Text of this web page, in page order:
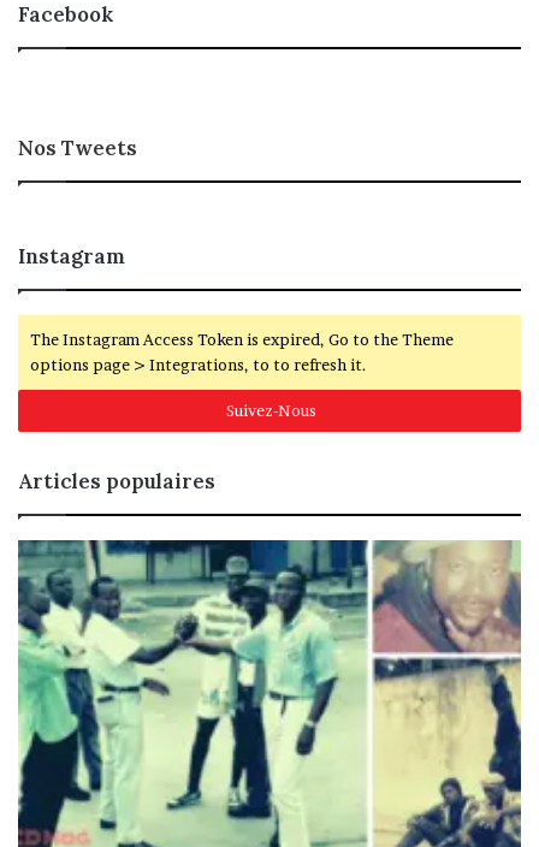
Facebook
Nos Tweets
Instagram
The Instagram Access Token is expired, Go to the Theme
options page > Integrations, to to refresh it.
Suivez-Nous
Articles populaires